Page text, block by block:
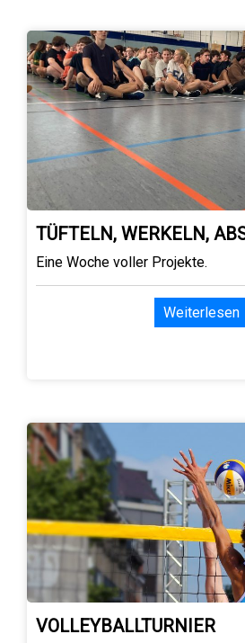
TÜFTELN, WERKELN,
Eine Woche voller Projekte.
Weiterlesen
VOLLEYBALLTURNIER